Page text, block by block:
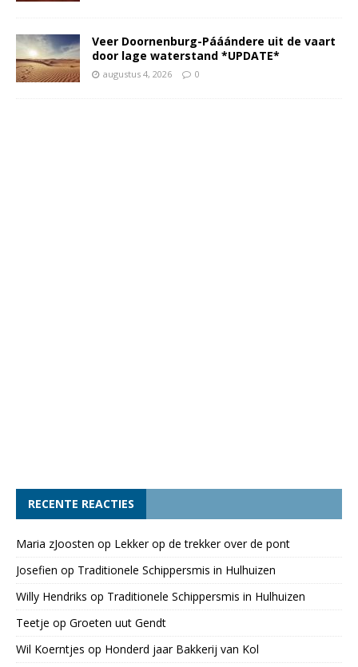
Veer Doornenburg-Pááándere uit de vaart
door lage waterstand *UPDATE*
augustus 4, 2026 0
RECENTE REACTIES
Maria zJoosten op Lekker op de trekker over de pont
Josefien op Traditionele Schippersmis in Hulhuizen
Willy Hendriks op Traditionele Schippersmis in Hulhuizen
Teetje op Groeten uut Gendt
Wil Koerntjes op Honderd jaar Bakkerij van Kol